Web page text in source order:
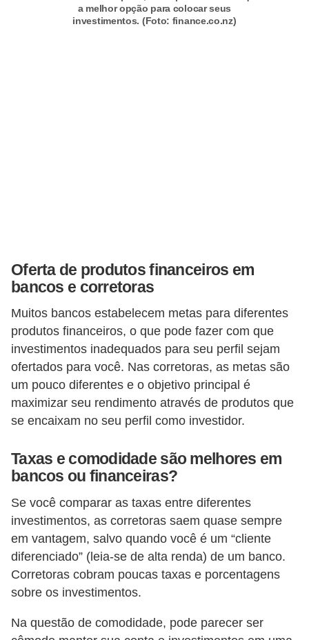
a melhor opção para colocar seus
investimentos. (Foto: finance.co.nz)
Oferta de produtos financeiros em
bancos e corretoras
Muitos bancos estabelecem metas para diferentes
produtos financeiros, o que pode fazer com que
investimentos inadequados para seu perfil sejam
ofertados para você. Nas corretoras, as metas são
um pouco diferentes e o objetivo principal é
maximizar seu rendimento através de produtos que
se encaixam no seu perfil como investidor.
Taxas e comodidade são melhores em
bancos ou financeiras?
Se você comparar as taxas entre diferentes
investimentos, as corretoras saem quase sempre
em vantagem, salvo quando você é um “cliente
diferenciado” (leia-se de alta renda) de um banco.
Corretoras cobram poucas taxas e porcentagens
sobre os investimentos.
Na questão de comodidade, pode parecer ser
t
o
E
d
u
c
a
ç
o
f
i
n
a
n
c
e